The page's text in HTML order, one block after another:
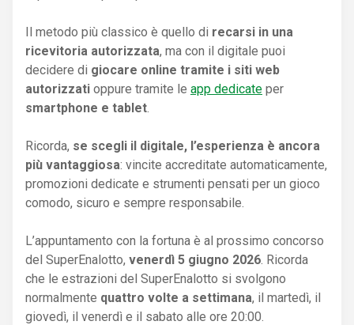
Il metodo più classico è quello di recarsi in una
ricevitoria autorizzata, ma con il digitale puoi
decidere di giocare online tramite i siti web
autorizzati oppure tramite le app dedicate per
smartphone e tablet
Ricorda, se scegli il digitale, l’esperienza è ancora
più vantaggiosa: vincite accreditate automaticamente,
promozioni dedicate e strumenti pensati per un gioco
comodo, sicuro e sempre responsabile.
L’appuntamento con la fortuna è al prossimo concorso
del SuperEnalotto, venerdì 5 giugno 2026 . Ricorda
che le estrazioni del SuperEnalotto si svolgono
normalmente quattro volte a settimana, il martedì, il
giovedì, il venerdì e il sabato alle ore 20:00.